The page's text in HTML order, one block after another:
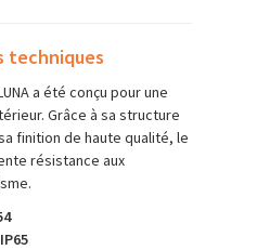
techniques
a été conçu pour une
Grâce à sa structure
finition de haute qualité, le
résistance aux